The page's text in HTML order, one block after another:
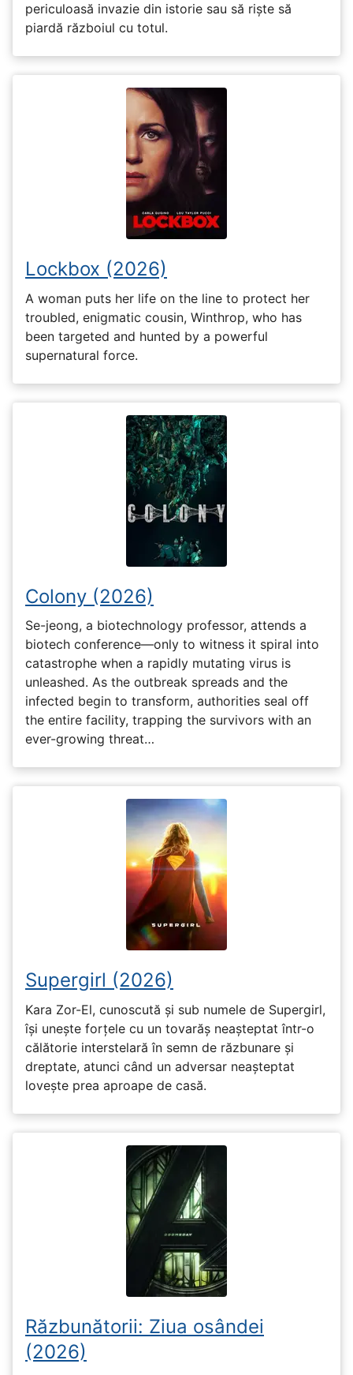
periculoasă invazie din istorie sau să riște să
piardă războiul cu totul.
Lockbox (2026)
A woman puts her life on the line to protect her
troubled, enigmatic cousin, Winthrop, who has
been targeted and hunted by a powerful
supernatural force.
Colony (2026)
Se-jeong, a biotechnology professor, attends a
biotech conference—only to witness it spiral into
catastrophe when a rapidly mutating virus is
unleashed. As the outbreak spreads and the
infected begin to transform, authorities seal off
the entire facility, trapping the survivors with an
ever-growing threat…
Supergirl (2026)
Kara Zor-El, cunoscută și sub numele de Supergirl,
își unește forțele cu un tovarăș neașteptat într-o
călătorie interstelară în semn de răzbunare și
dreptate, atunci când un adversar neașteptat
lovește prea aproape de casă.
Răzbunătorii: Ziua osândei
(2026)